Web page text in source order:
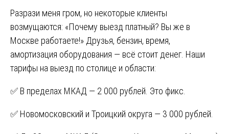
Разрази меня гром, но некоторые клиенты
возмущаются: «Почему выезд платный? Вы же в
Москве работаете!» Друзья, бензин, время,
амортизация оборудования — всё стоит денег. Наши
тарифы на выезд по столице и области:
✅ В пределах МКАД — 2 000 рублей. Это фикс.
✅ Новомосковский и Троицкий округа — 3 000 рублей.